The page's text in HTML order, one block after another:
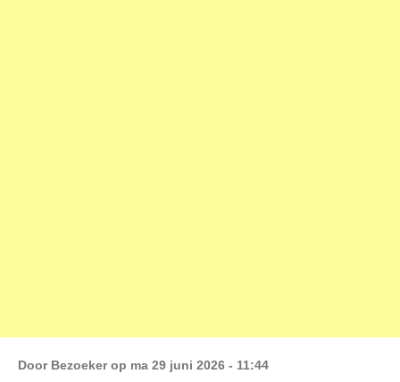
Door Bezoekerop ma 29 juni 2026 - 11:44